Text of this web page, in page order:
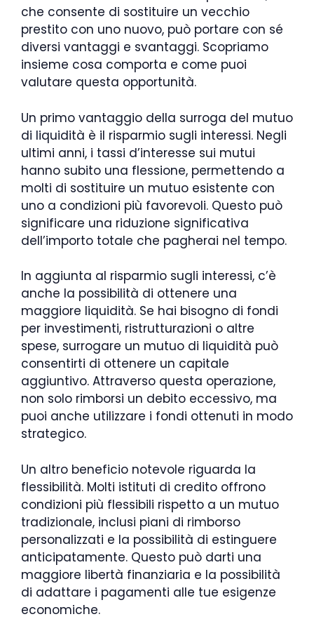
che consente di sostituire un vecchio
prestito con uno nuovo, può portare con sé
diversi vantaggi e svantaggi. Scopriamo
insieme cosa comporta e come puoi
valutare questa opportunità.
Un primo vantaggio della surroga del mutuo
di liquidità è il risparmio sugli interessi. Negli
ultimi anni, i tassi d’interesse sui mutui
hanno subito una flessione, permettendo a
molti di sostituire un mutuo esistente con
uno a condizioni più favorevoli. Questo può
significare una riduzione significativa
dell’importo totale che pagherai nel tempo.
In aggiunta al risparmio sugli interessi, c’è
anche la possibilità di ottenere una
maggiore liquidità. Se hai bisogno di fondi
per investimenti, ristrutturazioni o altre
spese, surrogare un mutuo di liquidità può
consentirti di ottenere un capitale
aggiuntivo. Attraverso questa operazione,
non solo rimborsi un debito eccessivo, ma
puoi anche utilizzare i fondi ottenuti in modo
strategico.
Un altro beneficio notevole riguarda la
flessibilità. Molti istituti di credito offrono
condizioni più flessibili rispetto a un mutuo
tradizionale, inclusi piani di rimborso
personalizzati e la possibilità di estinguere
anticipatamente. Questo può darti una
maggiore libertà finanziaria e la possibilità
di adattare i pagamenti alle tue esigenze
economiche.